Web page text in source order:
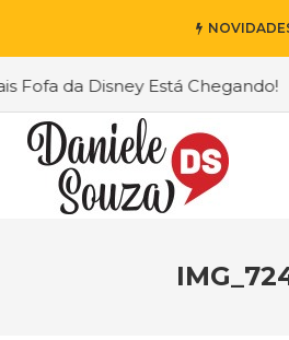
da Disney Está Chegando!